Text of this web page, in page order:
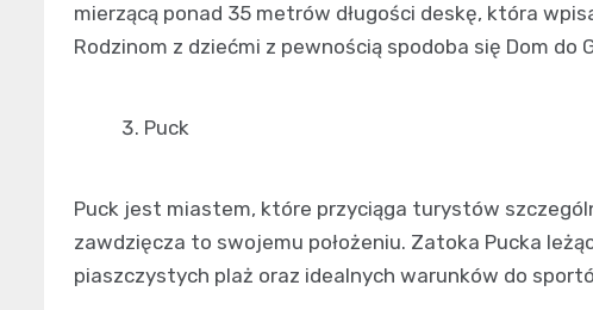
mierzącą ponad 35 metrów długości deskę, która
Rodzinom z dziećmi z pewnością spodoba się Dom do
Puck
Puck jest miastem, które przyciąga turystów
zawdzięcza to swojemu położeniu. Zatoka Pucka
piaszczystych plaż oraz idealnych warunków do